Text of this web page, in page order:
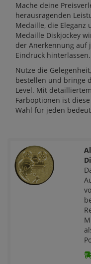
Mache deine
herausragenden
Medaille, die Eleganz
Medaille Diskjockey
der Anerkennung auf
Eindruck hinterlassen.
Nutze die
bestellen und bringe
Level. Mit
Farboptionen ist
Wahl für jeden